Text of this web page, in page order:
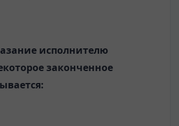
исполнителю
законченное